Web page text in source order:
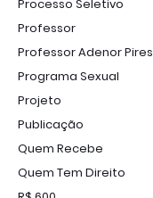
Processo Seletivo
Professor
Professor Adenor Pires
Programa Sexual
Projeto
Publicação
Quem Recebe
Quem Tem Direito